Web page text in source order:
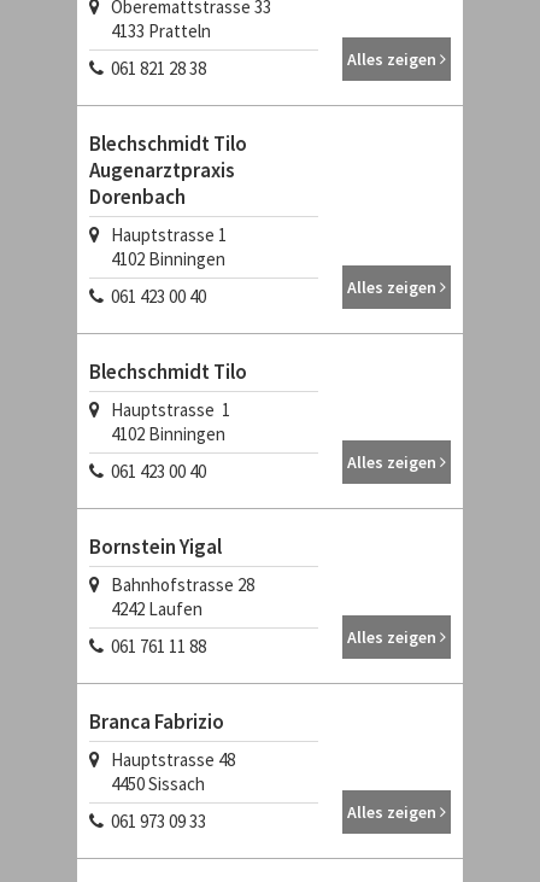
Oberemattstrasse 33
4133 Pratteln
061 821 28 38
Alles zeigen
Blechschmidt Tilo
Augenarztpraxis
Dorenbach
Hauptstrasse 1
4102 Binningen
061 423 00 40
Alles zeigen
Blechschmidt Tilo
Hauptstrasse 1
4102 Binningen
061 423 00 40
Alles zeigen
Bornstein Yigal
Bahnhofstrasse 28
4242 Laufen
061 761 11 88
Alles zeigen
Branca Fabrizio
Hauptstrasse 48
4450Sissach
061 973 09 33
Alles zeigen